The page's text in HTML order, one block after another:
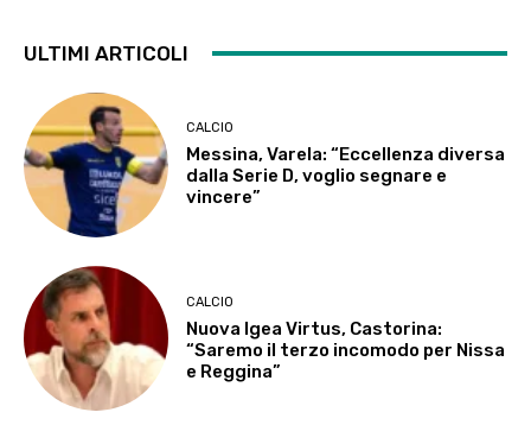
ULTIMI ARTICOLI
CALCIO
Messina, Varela: “Eccellenza diversa
dalla Serie D, voglio segnare e
vincere”
CALCIO
Nuova Igea Virtus, Castorina:
“Saremo il terzo incomodo per Nissa
e Reggina”